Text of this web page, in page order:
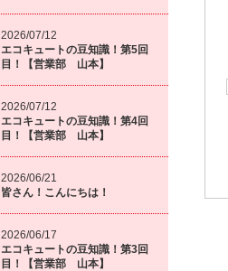
2026/07/12
エコキュートの豆知識！第5回
目！【営業部 山本】
2026/07/12
エコキュートの豆知識！第4回
目！【営業部 山本】
2026/06/21
皆さん！こんにちは！
2026/06/17
エコキュートの豆知識！第3回
目！【営業部 山本】